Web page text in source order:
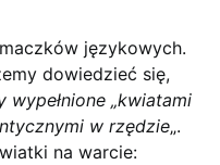
językowych.
dowiedzieć się,
wypełnione „kwiatami
w rzędzie„.
na warcie: